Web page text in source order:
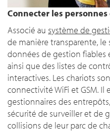
Connecter les
Associé au système de
de manière transparente,
données de gestion fiables
ainsi que des listes de
interactives. Les chariots
connectivité WiFi et GSM. Il
gestionnaires des
sécurité de surveiller et de
collisions de leur parc de